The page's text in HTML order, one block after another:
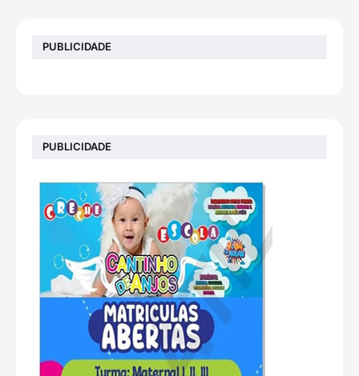
PUBLICIDADE
PUBLICIDADE